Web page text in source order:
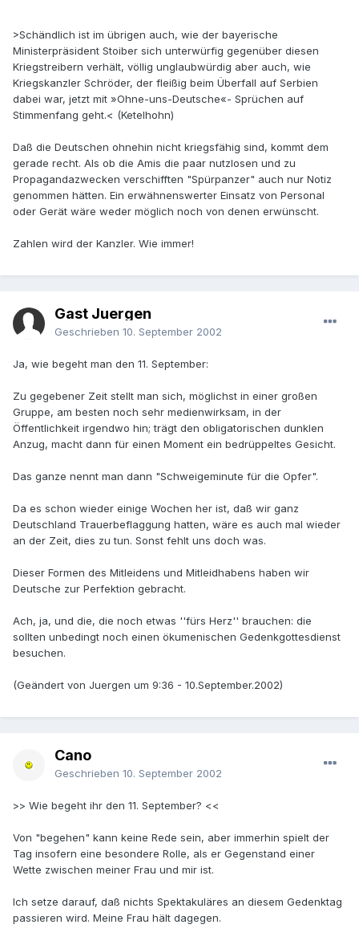
>Schändlich ist im übrigen auch, wie der bayerische
Ministerpräsident Stoiber sich unterwürfig gegenüber diesen
Kriegstreibern verhält, völlig unglaubwürdig aber auch, wie
Kriegskanzler Schröder, der fleißig beim Überfall auf Serbien
dabei war, jetzt mit »Ohne-uns-Deutsche«- Sprüchen auf
Stimmenfang geht.< (Ketelhohn)
Daß die Deutschen ohnehin nicht kriegsfähig sind, kommt dem
gerade recht. Als ob die Amis die paar nutzlosen und zu
Propagandazwecken verschifften "Spürpanzer" auch nur Notiz
genommen hätten. Ein erwähnenswerter Einsatz von Personal
oder Gerät wäre weder möglich noch von denen erwünscht.
Zahlen wird der Kanzler. Wie immer!
Gast Juergen
Geschrieben 10. September 2002
Ja, wie begeht man den 11. September:
Zu gegebener Zeit stellt man sich, möglichst in einer großen
Gruppe, am besten noch sehr medienwirksam, in der
Öffentlichkeit irgendwo hin; trägt den obligatorischen dunklen
Anzug, macht dann für einen Moment ein bedrüppeltes Gesicht.
Das ganze nennt man dann "Schweigeminute für die Opfer".
Da es schon wieder einige Wochen her ist, daß wir ganz
Deutschland Trauerbeflaggung hatten, wäre es auch mal wieder
an der Zeit, dies zu tun. Sonst fehlt uns doch was.
Dieser Formen des Mitleidens und Mitleidhabens haben wir
Deutsche zur Perfektion gebracht.
Ach, ja, und die, die noch etwas ''fürs Herz'' brauchen: die
sollten unbedingt noch einen ökumenischen Gedenkgottesdienst
besuchen.
(Geändert von Juergen um 9:36 - 10.September.2002)
Cano
Geschrieben 10. September 2002
>> Wie begeht ihr den 11. September? <<
Von "begehen" kann keine Rede sein, aber immerhin spielt der
Tag insofern eine besondere Rolle, als er Gegenstand einer
Wette zwischen meiner Frau und mir ist.
Ich setze darauf, daß nichts Spektakuläres an diesem Gedenktag
passieren wird. Meine Frau hält dagegen.